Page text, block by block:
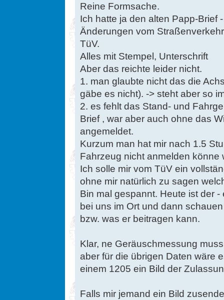
Reine Formsache.
Ich hatte ja den alten Papp-Brief
Änderungen vom
TüV.
Alles mit Stempel, Unterschrift
Aber das reichte leider nicht.
1. man glaubte nicht das die
gäbe es nicht). -> steht aber so
2. es fehlt das Stand- und
Brief , war aber auch ohne das
angemeldet.
Kurzum man hat mir nach 1.5
Fahrzeug nicht anmelden könne
Ich solle mir vom TüV ein
ohne mir natürlich zu sagen
Bin mal gespannt. Heute ist der
bei uns im Ort und dann
bzw. was er beitragen kann.
Klar, ne Geräuschmessung
aber für die übrigen Daten wäre
einem 1205 ein Bild der
Falls mir jemand ein Bild